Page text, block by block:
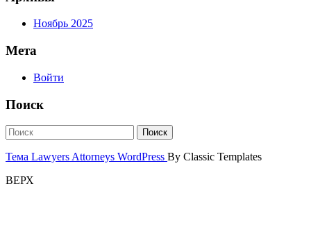
Ноябрь 2025
Мета
Войти
Поиск
Тема Lawyers Attorneys WordPress By Classic Templates
ВЕРХ